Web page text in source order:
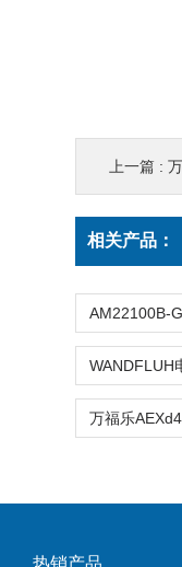
上一篇 :
相关产品：
热销产品